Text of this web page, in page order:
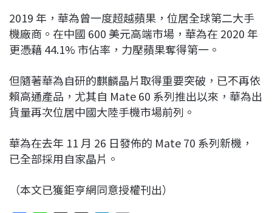
2019 年，華為曾一度超越蘋果，位居全球第二大手
機廠商。在中國 600 美元高端市場，華為在 2020 年
更憑藉 44.1% 市佔率，力壓蘋果奪得第一。
但隨著華為自研的麒麟晶片取得重要突破，已不再依
賴高通產品，尤其自 Mate 60 系列推出以來，華為出
貨量再次位居中國大陸手機市場前列。
華為在去年 11 月 26 日發佈的 Mate 70 系列新機，
已全部採用自家晶片。
（本文已獲鉅亨網同意授權刊出）